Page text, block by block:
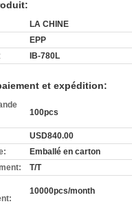
LA CHINE
EPP
IB-780L
et expédition:
100pcs
USD840.00
Emballé en carton
T/T
10000pcs/month